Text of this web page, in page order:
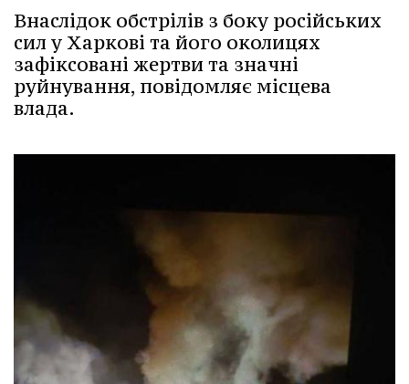
Внаслідок обстрілів з боку російських
сил у Харкові та його околицях
зафіксовані жертви та значні
руйнування, повідомляє місцева
влада.